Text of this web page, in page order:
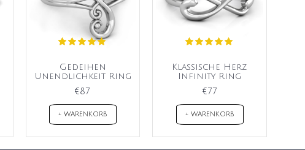
Gedeihen
Unendlichkeit Ring
€87
+ WARENKORB
Klassische Herz
Infinity Ring
€77
+ WARENKORB